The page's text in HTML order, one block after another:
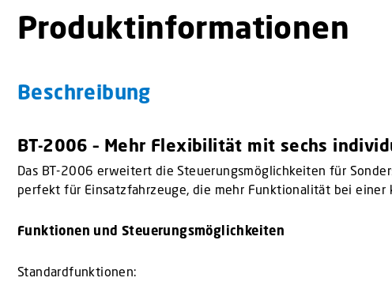
Produktinformationen
Beschreibung
BT-2006 – Mehr Flexibilität mit sechs
Das BT-2006 erweitert die Steuerungsmöglichkeiten für
perfekt für Einsatzfahrzeuge, die mehr Funktionalität bei einer
Funktionen und Steuerungsmöglichkeiten
Standardfunktionen: